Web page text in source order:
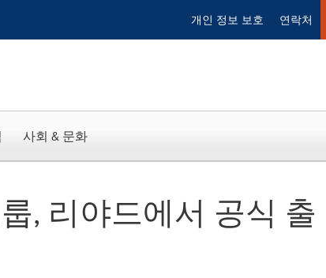
개인 정보 보호 연락처
사회 & 문화
, 리야드에서 공식 출